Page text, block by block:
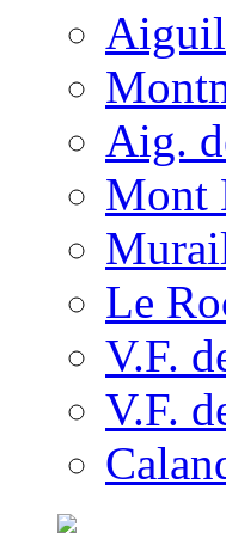
Aig.
Mont
Le
V.F.
V.F.